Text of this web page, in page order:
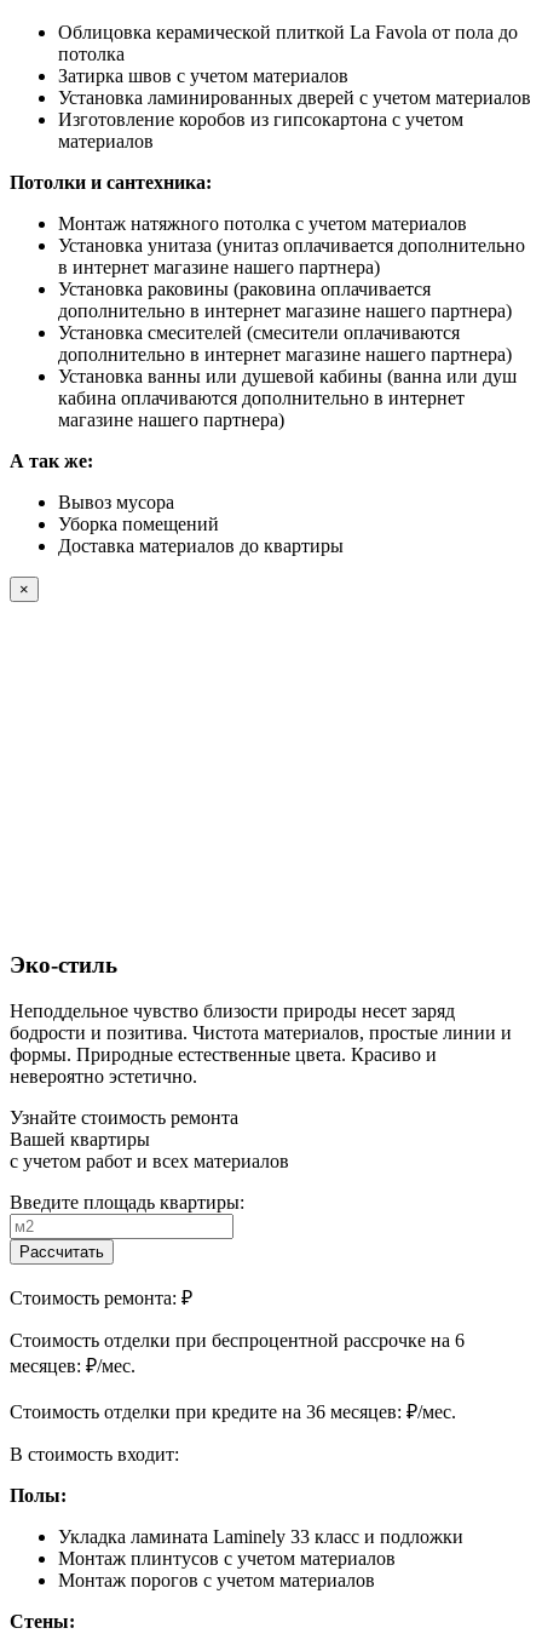
Облицовка керамической плиткой La Favola от пола до
потолка
Затирка швов с учетом материалов
Установка ламинированных дверей с учетом материалов
Изготовление коробов из гипсокартона с учетом
материалов
Потолки и сантехника:
Монтаж натяжного потолка с учетом материалов
Установка унитаза (унитаз оплачивается дополнительно
в интернет магазине нашего партнера)
Установка раковины (раковина оплачивается
дополнительно в интернет магазине нашего партнера)
Установка смесителей (смесители оплачиваются
дополнительно в интернет магазине нашего партнера)
Установка ванны или душевой кабины (ванна или душ
кабина оплачиваются дополнительно в интернет
магазине нашего партнера)
А так же:
Вывоз мусора
Уборка помещений
Доставка материалов до квартиры
×
Эко-стиль
Неподдельное чувство близости природы несет заряд
бодрости и позитива. Чистота материалов, простые линии и
формы. Природные естественные цвета. Красиво и
невероятно эстетично.
Узнайте стоимость ремонта
Вашей квартиры
с учетом работ и всех материалов
Введите площадь квартиры:
Рассчитать
Стоимость ремонта: ₽
Cтоимость отделки при беспроцентной рассрочке на 6
месяцев: ₽/мес.
Cтоимость отделки при кредите на 36 месяцев: ₽/мес.
В стоимость входит:
Полы:
Укладка ламината Laminely 33 класс и подложки
Монтаж плинтусов с учетом материалов
Монтаж порогов с учетом материалов
Стены: